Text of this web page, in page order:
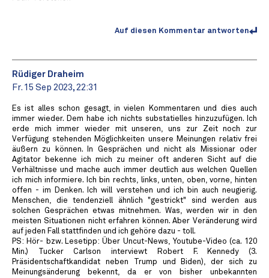
Auf diesen Kommentar antworten
Rüdiger Draheim
Fr. 15 Sep 2023, 22:31
Es ist alles schon gesagt, in vielen Kommentaren und dies auch
immer wieder. Dem habe ich nichts substatielles hinzuzufügen. Ich
erde mich immer wieder mit unseren, uns zur Zeit noch zur
Verfügung stehenden Möglichkeiten unsere Meinungen relativ frei
äußern zu können. In Gesprächen und nicht als Missionar oder
Agitator bekenne ich mich zu meiner oft anderen Sicht auf die
Verhältnisse und mache auch immer deutlich aus welchen Quellen
ich mich informiere. Ich bin rechts, links, unten, oben, vorne, hinten
offen - im Denken. Ich will verstehen und ich bin auch neugierig.
Menschen, die tendenziell ähnlich "gestrickt" sind werden aus
solchen Gesprächen etwas mitnehmen. Was, werden wir in den
meisten Situationen nicht erfahren können. Aber Veränderung wird
auf jeden Fall stattfinden und ich gehöre dazu - toll.
PS: Hör- bzw. Lesetipp: Über Uncut-News, Youtube-Video (ca. 120
Min.) Tucker Carlson interviewt Robert F. Kennedy (3.
Präsidentschaftkandidat neben Trump und Biden), der sich zu
Meinungsänderung bekennt, da er von bisher unbekannten